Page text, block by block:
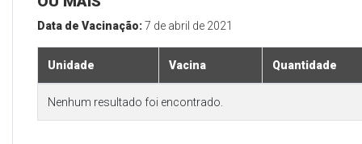
Data de Vacinação:7 de abril de 2021
Unidade Vacina Quantidade
Nenhum resultado foi encontrado.